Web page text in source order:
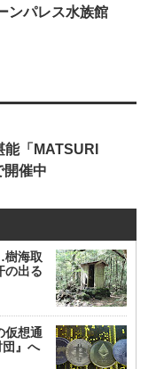
ンパレス水族館
「MATSURI
開催中
樹海取
の出る
仮想通
団』へ